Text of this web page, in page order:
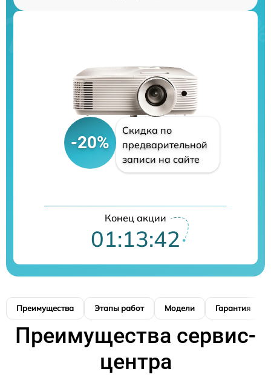
-20%
Скидка по
предварительной
записи на сайте
Конец акции
01:13:41
Преимущества Этапы работ Модели Гарантия
Преимущества сервис-
центра